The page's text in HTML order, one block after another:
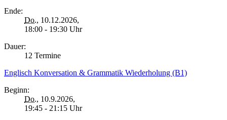
Ende:
Do., 10.12.2026,
18:00 - 19:30 Uhr
Dauer:
12 Termine
Englisch Konversation & Grammatik Wiederholung (B1)
Beginn:
Do., 10.9.2026,
19:45 - 21:15 Uhr